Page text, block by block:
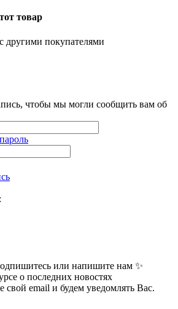
товар
другими покупателями
чтобы мы могли сообщить вам об
или напишите нам ✨
о последних новостях
свой email и будем уведомлять Вас.